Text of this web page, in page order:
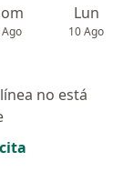
Lun
10 Ago
no está